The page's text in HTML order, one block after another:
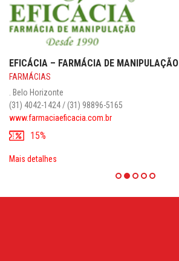
EFICÁCIA – FARMÁCIA DE MANIPULAÇÃO
FARMÁCIAS
. Belo Horizonte
(31) 4042-1424 / (31) 98896-5165
www.farmaciaeficacia.com.br
15%
Mais detalhes